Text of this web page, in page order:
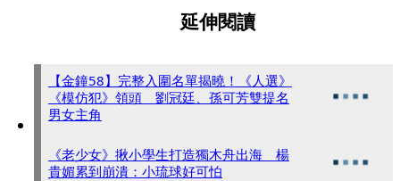
延伸閱讀
【金鐘58】完整入圍名單揭曉！《人選》
《模仿犯》領頭 劉冠廷、孫可芳雙提名
男女主角
《老少女》揪小學生打造獨木舟出海 楊
貴媚累到崩潰：小琉球好可怕